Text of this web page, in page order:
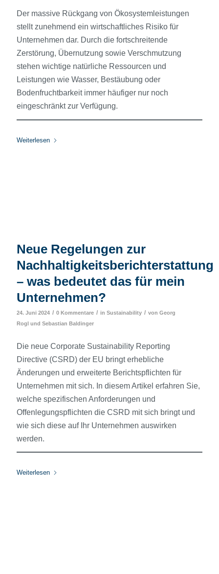
Der massive Rückgang von Ökosystemleistungen
stellt zunehmend ein wirtschaftliches Risiko für
Unternehmen dar. Durch die fortschreitende
Zerstörung, Übernutzung sowie Verschmutzung
stehen wichtige natürliche Ressourcen und
Leistungen wie Wasser, Bestäubung oder
Bodenfruchtbarkeit immer häufiger nur noch
eingeschränkt zur Verfügung.
Weiterlesen
Neue Regelungen zur
Nachhaltigkeitsberichterstattung
– was bedeutet das für mein
Unternehmen?
24. Juni 2024 / 0 Kommentare / in Sustainability / von Georg
Roglund Sebastian Baldinger
Die neue Corporate Sustainability Reporting
Directive (CSRD) der EU bringt erhebliche
Änderungen und erweiterte Berichtspflichten für
Unternehmen mit sich. In diesem Artikel erfahren Sie,
welche spezifischen Anforderungen und
Offenlegungspflichten die CSRD mit sich bringt und
wie sich diese auf Ihr Unternehmen auswirken
werden.
Weiterlesen